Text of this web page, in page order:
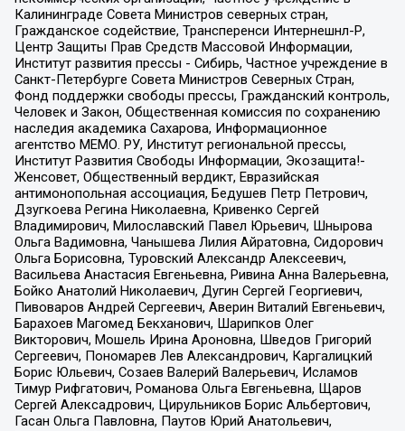
Калининграде Совета Министров северных стран,
Гражданское содействие, Трансперенси Интернешнл-Р,
Центр Защиты Прав Средств Массовой Информации,
Институт развития прессы - Сибирь, Частное учреждение в
Санкт-Петербурге Совета Министров Северных Стран,
Фонд поддержки свободы прессы, Гражданский контроль,
Человек и Закон, Общественная комиссия по сохранению
наследия академика Сахарова, Информационное
агентство МЕМО. РУ, Институт региональной прессы,
Институт Развития Свободы Информации, Экозащита!-
Женсовет, Общественный вердикт, Евразийская
антимонопольная ассоциация, Бедушев Петр Петрович,
Дзугкоева Регина Николаевна, Кривенко Сергей
Владимирович, Милославский Павел Юрьевич, Шнырова
Ольга Вадимовна, Чанышева Лилия Айратовна, Сидорович
Ольга Борисовна, Туровский Александр Алексеевич,
Васильева Анастасия Евгеньевна, Ривина Анна Валерьевна,
Бойко Анатолий Николаевич, Дугин Сергей Георгиевич,
Пивоваров Андрей Сергеевич, Аверин Виталий Евгеньевич,
Барахоев Магомед Бекханович, Шарипков Олег
Викторович, Мошель Ирина Ароновна, Шведов Григорий
Сергеевич, Пономарев Лев Александрович, Каргалицкий
Борис Юльевич, Созаев Валерий Валерьевич, Исламов
Тимур Рифгатович, Романова Ольга Евгеньевна, Щаров
Сергей Алексадрович, Цирульников Борис Альбертович,
Гасан Ольга Павловна, Паутов Юрий Анатольевич,